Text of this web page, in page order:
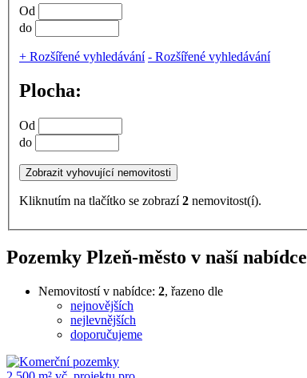
Od
do
+ Rozšířené vyhledávání - Rozšířené vyhledávání
Plocha:
Od
do
Kliknutím na tlačítko se zobrazí2 nemovitost(í).
Pozemky Plzeň-město v naší nabídce
Nemovitostí v nabídce: 2, řazeno dle
nejnovějších
nejlevnějších
doporučujeme